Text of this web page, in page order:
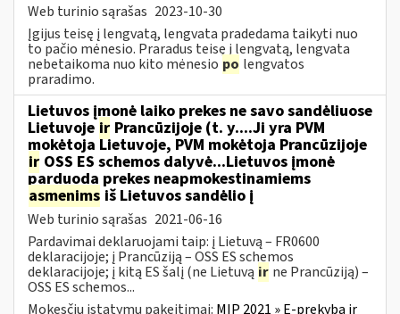
Web turinio sąrašas 2023-10-30
Įgijus teisę į lengvatą, lengvata pradedama taikyti nuo
to pačio mėnesio. Praradus teisę į lengvatą, lengvata
nebetaikoma nuo kito mėnesio po lengvatos
praradimo.
Lietuvos įmonė laiko prekes ne savo sandėliuose
Lietuvoje ir Prancūzijoje (t. y....Ji yra PVM
mokėtoja Lietuvoje, PVM mokėtoja Prancūzijoje
ir OSS ES schemos dalyvė...Lietuvos įmonė
parduoda prekes neapmokestinamiems
asmenims iš Lietuvos sandėlio į
Web turinio sąrašas 2021-06-16
Pardavimai deklaruojami taip: į Lietuvą – FR0600
deklaracijoje; į Prancūziją – OSS ES schemos
deklaracijoje; į kitą ES šalį (ne Lietuvą ir ne Prancūziją) –
OSS ES schemos...
Mokesčių įstatymų pakeitimai: MĮP 2021 » E-prekyba ir